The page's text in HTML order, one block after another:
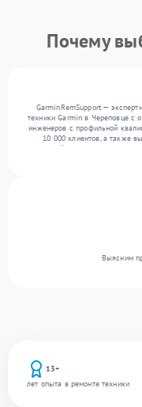
Почему
GarminRemSupport —
техники Garmin в Череповце с
инженеров с профильной
10 000 клиентов, а также
сервисный центр поступает
любой сложности и
13+
лет опыта в ремонте техники
Выясним